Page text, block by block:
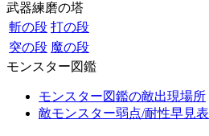
武器練磨の塔
斬の段 打の段
突の段 魔の段
モンスター図鑑
モンスター図鑑の敵出現場所
敵モンスター弱点/耐性早見表